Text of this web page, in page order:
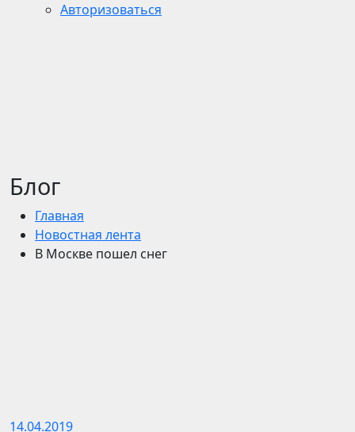
Авторизоваться
Блог
Главная
Новостная лента
В Москве пошел снег
14.04.2019